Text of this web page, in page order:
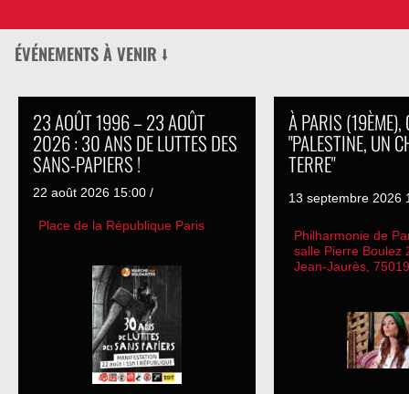
ÉVÉNEMENTS À VENIR ⭣
23 AOÛT 1996 – 23 AOÛT
2026 : 30 ANS DE LUTTES DES
SANS-PAPIERS !
22 août 2026 15:00 /
Place de la République Paris
À PARIS (19ÈME),
"PALESTINE, UN
TERRE"
13 septembre 2026
Philharmonie de
salle Pierre Boulez
Jean-Jaurès,